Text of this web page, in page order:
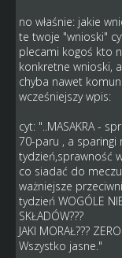
no właśnie: jakie
te twoje "wnioski"
plecami kogoś kto
konkretne wnioski,
chyba nawet
wcześniejszy wpis:
cyt: "..MASAKRA -
70-paru , a sparingi
tydzień,sprawność
co siadać do
ważniejsze
tydzień WOGÓLE NIE
SKŁADÓW???
JAKI MORAŁ???
Wszystko jasne."